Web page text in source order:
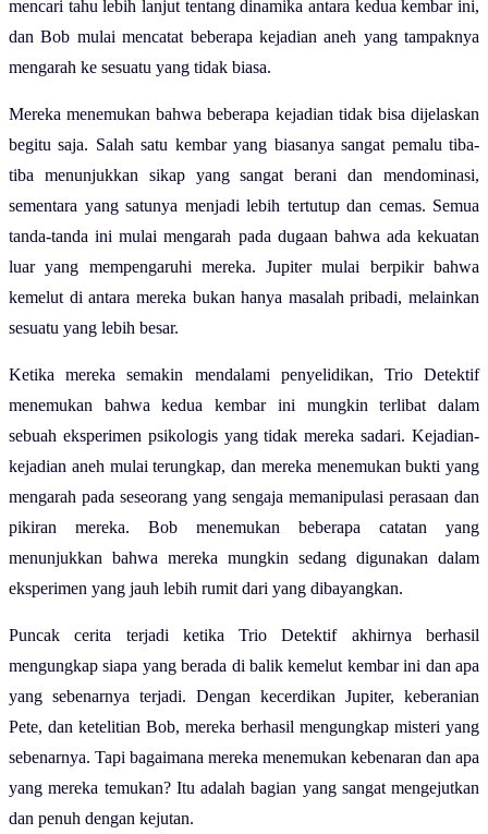
mencari tahu lebih lanjut tentang dinamika antara kedua kembar ini,
dan Bob mulai mencatat beberapa kejadian aneh yang tampaknya
mengarah ke sesuatu yang tidak biasa.
Mereka menemukan bahwa beberapa kejadian tidak bisa dijelaskan
begitu saja. Salah satu kembar yang biasanya sangat pemalu tiba-
tiba menunjukkan sikap yang sangat berani dan mendominasi,
sementara yang satunya menjadi lebih tertutup dan cemas. Semua
tanda-tanda ini mulai mengarah pada dugaan bahwa ada kekuatan
luar yang mempengaruhi mereka. Jupiter mulai berpikir bahwa
kemelut di antara mereka bukan hanya masalah pribadi, melainkan
sesuatu yang lebih besar.
Ketika mereka semakin mendalami penyelidikan, Trio Detektif
menemukan bahwa kedua kembar ini mungkin terlibat dalam
sebuah eksperimen psikologis yang tidak mereka sadari. Kejadian-
kejadian aneh mulai terungkap, dan mereka menemukan bukti yang
mengarah pada seseorang yang sengaja memanipulasi perasaan dan
pikiran mereka. Bob menemukan beberapa catatan yang
menunjukkan bahwa mereka mungkin sedang digunakan dalam
eksperimen yang jauh lebih rumit dari yang dibayangkan.
Puncak cerita terjadi ketika Trio Detektif akhirnya berhasil
mengungkap siapa yang berada di balik kemelut kembar ini dan apa
yang sebenarnya terjadi. Dengan kecerdikan Jupiter, keberanian
Pete, dan ketelitian Bob, mereka berhasil mengungkap misteri yang
sebenarnya. Tapi bagaimana mereka menemukan kebenaran dan apa
yang mereka temukan? Itu adalah bagian yang sangat mengejutkan
dan penuh dengan kejutan.